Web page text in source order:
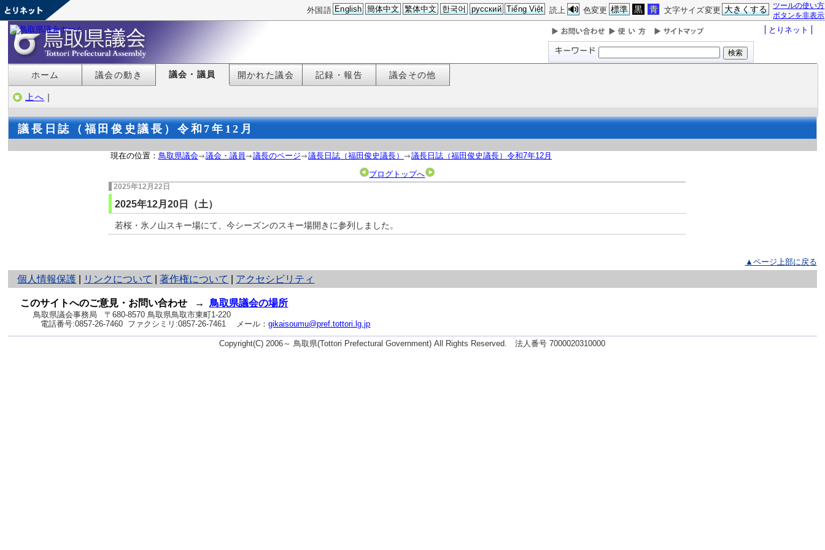
ツールの使い方
ボタンを非表示
文字サイズ変更 大きくする
色変更 標準 黒 青
読上
外国語 English 簡体中文 繁体中文 한국어 русский Tiếng Việt
とりネット
ホーム 議会の動き 議会・議員 開かれた議会 記録・報告 議会その他
上へ ｜
議長日誌（福田俊史議長）令和7年12月
現在の位置： 鳥取県議会 議会・議員 議長のページ 議長日誌（福田俊史議長）
議長日誌（福田俊史議長）令和7年12月
ブログトップへ
2025年12月22日
2025年12月20日（土）
若桜・氷ノ山スキー場にて、今シーズンのスキー場開きに参列しました。
▲ページ上部に戻る
個人情報保護
と
り
ネ
ッ
ト
へ
リンクについて |著作権について アクセシビリティ
このサイトへのご意見・お問い合わせ →鳥取県議会の場所
鳥取県議会事務局
〒680-8570 鳥取県鳥取市東町1-220
電話番号:0857-26-7460 ファクシミリ:0857-26-7461 メール：gikaisoumu@pref.tottori.lg.jp
Copyright(C) 2006～ 鳥取県(Tottori Prefectural Government) All Rights Reserved. 法人番号 7000020310000